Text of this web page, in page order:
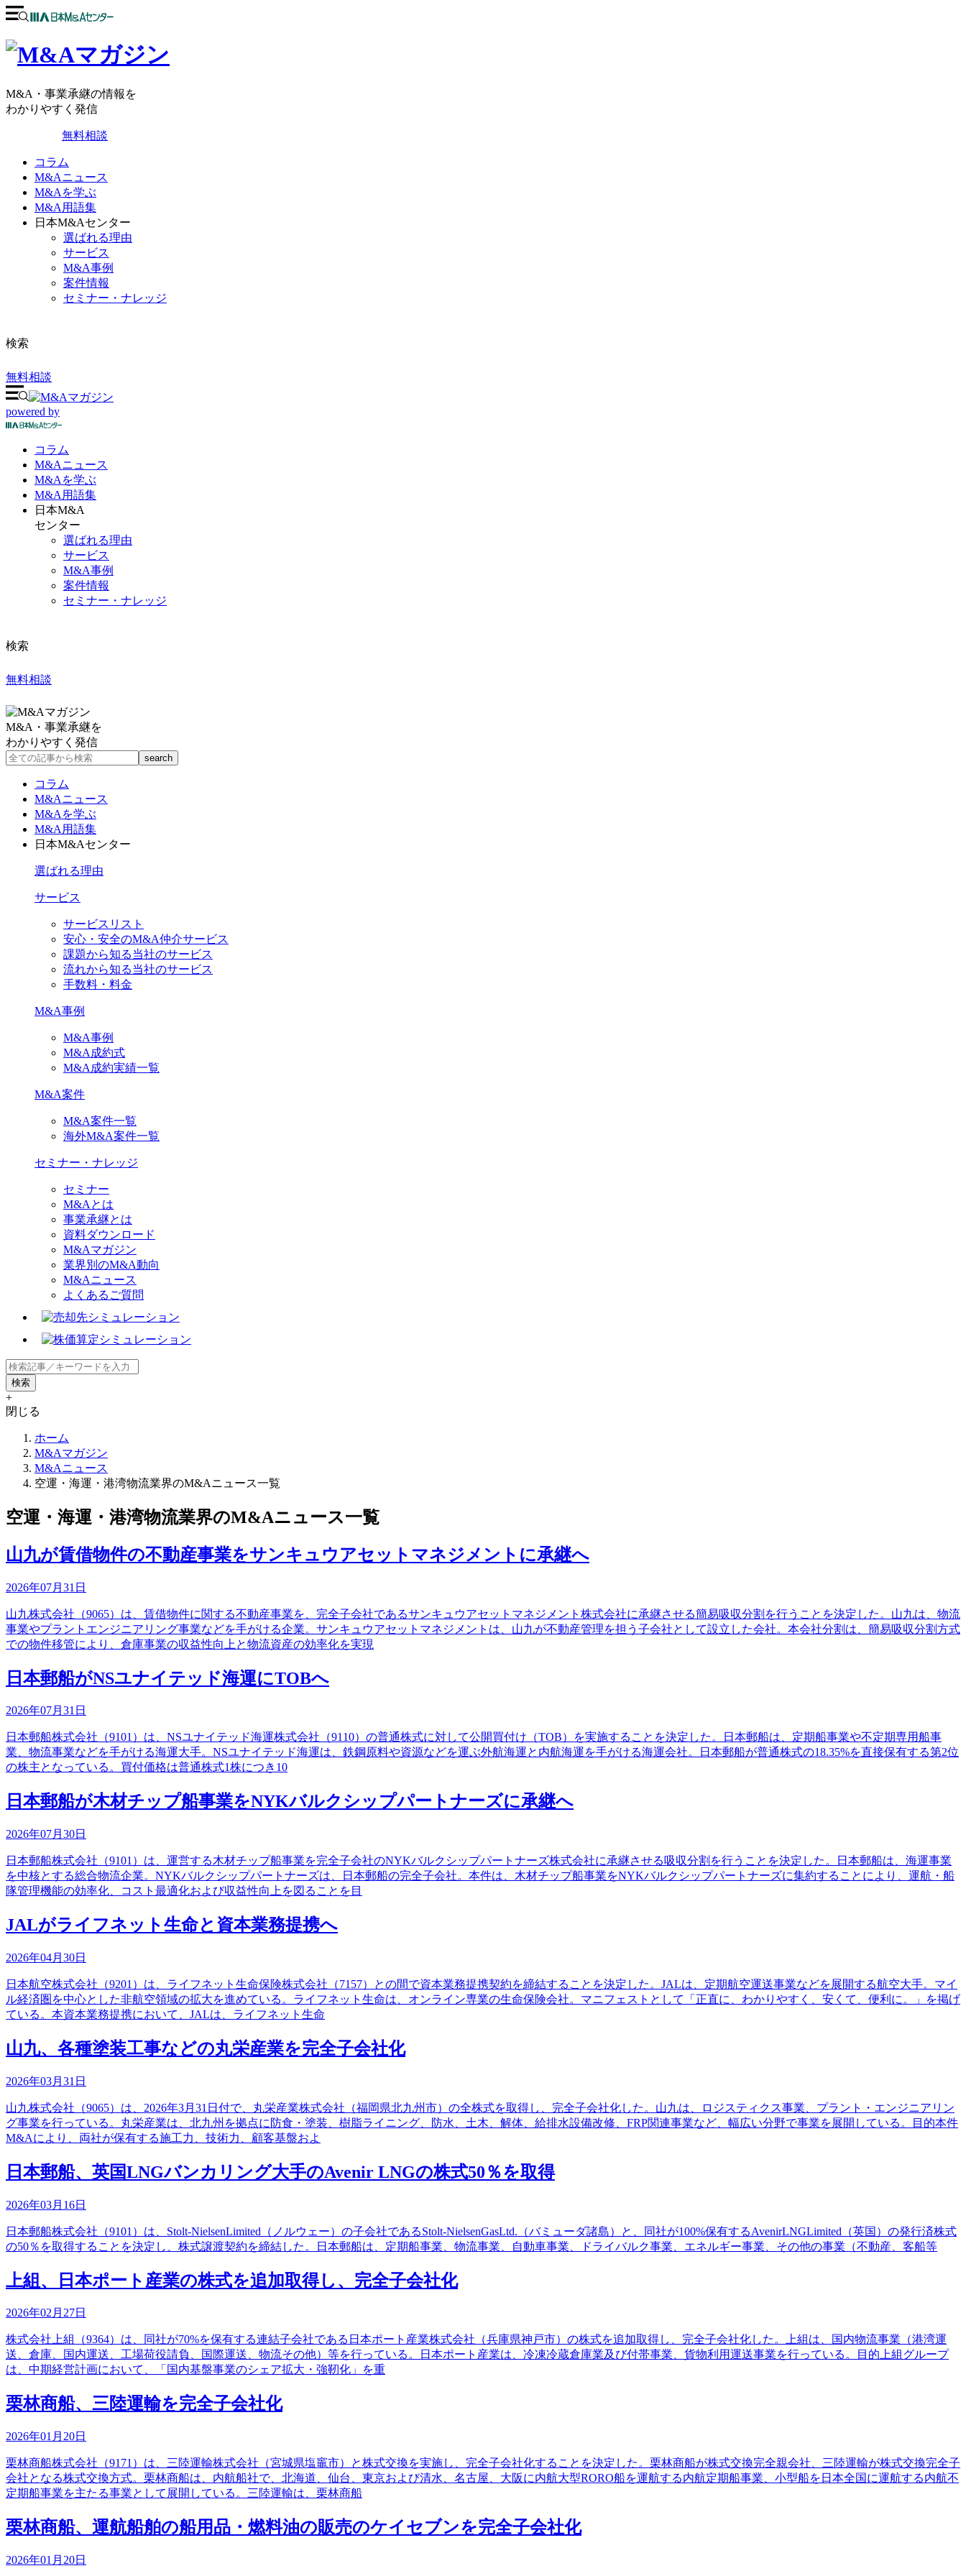
M&A・事業承継の情報を
わかりやすく発信
無料相談
コラム
M&Aニュース
M&Aを学ぶ
M&A用語集
日本M&Aセンター
選ばれる理由
サービス
M&A事例
案件情報
セミナー・ナレッジ
検索
無料相談
powered by
コラム
M&Aニュース
M&Aを学ぶ
M&A 用語集
日本M&A
センター
選ばれる理由
サービス
M&A事例
案件情報
セミナー・ナレッジ
検索
無料相談
M&A・事業承継を
わかりやすく発信
コラム
M&Aニュース
M&Aを学ぶ
M&A用語集
日本M&Aセンター
選ばれる理由
サービス
サービスリスト
安心・安全のM&A仲介サービス
課題から知る当社のサービス
流れから知る当社のサービス
手数料・料金
M&A事例
M&A事例
M&A成約式
M&A成約実績一覧
M&A案件
M&A案件一覧
海外M&A案件一覧
セミナー・ナレッジ
セミナー
M&Aとは
事業承継とは
資料ダウンロード
M&Aマガジン
業界別のM&A動向
M&Aニュース
よくあるご質問
+
閉じる
ホーム
M&Aマガジン
M&Aニュース
空運・海運・港湾物流業界のM&Aニュース一覧
空運・海運・港湾物流業界のM&Aニュース一覧
山九が賃借物件の不動産事業をサンキュウアセットマネジメントに承継へ
2026年07月31日
山九株式会社（9065）は、賃借物件に関する不動産事業を、完全子会社であるサンキュウアセットマネジメント株式会社に承継させる簡易吸収分割を行うことを決定した。山九は、物流
事業やプラントエンジニアリング事業などを手がける企業。サンキュウアセットマネジメントは、山九が不動産管理を担う子会社として設立した会社。本会社分割は、簡易吸収分割方式
での物件移管により、倉庫事業の収益性向上と物流資産の効率化を実現
日本郵船がNSユナイテッド海運にTOBへ
2026年07月31日
日本郵船株式会社（9101）は、NSユナイテッド海運株式会社（9110）の普通株式に対して公開買付け（TOB）を実施することを決定した。日本郵船は、定期船事業や不定期専用船事
業、物流事業などを手がける海運大手。NSユナイテッド海運は、鉄鋼原料や資源などを運ぶ外航海運と内航海運を手がける海運会社。日本郵船が普通株式の18.35%を直接保有する第2位
の株主となっている。買付価格は普通株式1株につき10
日本郵船が木材チップ船事業をNYKバルクシップパートナーズに承継へ
2026年07月30日
日本郵船株式会社（9101）は、運営する木材チップ船事業を完全子会社のNYKバルクシップパートナーズ株式会社に承継させる吸収分割を行うことを決定した。日本郵船は、海運事業
を中核とする総合物流企業。NYKバルクシップパートナーズは、日本郵船の完全子会社。本件は、木材チップ船事業をNYKバルクシップパートナーズに集約することにより、運航・船
隊管理機能の効率化、コスト最適化および収益性向上を図ることを目
JALがライフネット生命と資本業務提携へ
2026年04月30日
日本航空株式会社（9201）は、ライフネット生命保険株式会社（7157）との間で資本業務提携契約を締結することを決定した。JALは、定期航空運送事業などを展開する航空大手。マイ
ル経済圏を中心とした非航空領域の拡大を進めている。ライフネット生命は、オンライン専業の生命保険会社。マニフェストとして「正直に、わかりやすく、安くて、便利に。」を掲げ
ている。本資本業務提携において、JALは、ライフネット生命
山九、各種塗装工事などの丸栄産業を完全子会社化
2026年03月31日
山九株式会社（9065）は、2026年3月31日付で、丸栄産業株式会社（福岡県北九州市）の全株式を取得し、完全子会社化した。山九は、ロジスティクス事業、プラント・エンジニアリン
グ事業を行っている。丸栄産業は、北九州を拠点に防食・塗装、樹脂ライニング、防水、土木、解体、給排水設備改修、FRP関連事業など、幅広い分野で事業を展開している。目的本件
M&Aにより、両社が保有する施工力、技術力、顧客基盤およ
日本郵船、英国LNGバンカリング大手のAvenir LNGの株式50％を取得
2026年03月16日
日本郵船株式会社（9101）は、Stolt-NielsenLimited（ノルウェー）の子会社であるStolt-NielsenGasLtd.（バミューダ諸島）と、同社が100%保有するAvenirLNGLimited（英国）の発行済株式
の50％を取得することを決定し、株式譲渡契約を締結した。日本郵船は、定期船事業、物流事業、自動車事業、ドライバルク事業、エネルギー事業、その他の事業（不動産、客船等
上組、日本ポート産業の株式を追加取得し、完全子会社化
2026年02月27日
株式会社上組（9364）は、同社が70%を保有する連結子会社である日本ポート産業株式会社（兵庫県神戸市）の株式を追加取得し、完全子会社化した。上組は、国内物流事業（港湾運
送、倉庫、国内運送、工場荷役請負、国際運送、物流その他）等を行っている。日本ポート産業は、冷凍冷蔵倉庫業及び付帯事業、貨物利用運送事業を行っている。目的上組グループ
は、中期経営計画において、「国内基盤事業のシェア拡大・強靭化」を重
栗林商船、三陸運輸を完全子会社化
2026年01月20日
栗林商船株式会社（9171）は、三陸運輸株式会社（宮城県塩竈市）と株式交換を実施し、完全子会社化することを決定した。栗林商船が株式交換完全親会社、三陸運輸が株式交換完全子
会社となる株式交換方式。栗林商船は、内航船社で、北海道、仙台、東京および清水、名古屋、大阪に内航大型RORO船を運航する内航定期船事業、小型船を日本全国に運航する内航不
定期船事業を主たる事業として展開している。三陸運輸は、栗林商船
栗林商船、運航船舶の船用品・燃料油の販売のケイセブンを完全子会社化
2026年01月20日